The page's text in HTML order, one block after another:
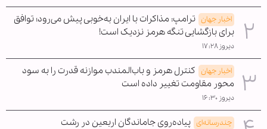
اخبار جهان ترامپ: مذاکرات با ایران به‌خوبی پیش می‌رود؛ توافق
برای بازگشایی تنگه هرمز نزدیک است!
دیروز ۱۷:۲۸
اخبار جهان کنترل هرمز و باب‌المندب موازنه قدرت را به سود
محور مقاومت تغییر داده است
دیروز ۱۶:۳۰
چندرسانه‌ای پیاده‌روی جاماندگان اربعین در رشت